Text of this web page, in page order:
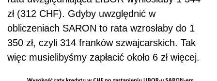
zł (312 CHF). Gdyby uwzględnić w
obliczeniach SARON to rata wzrosłaby do 1
350 zł, czyli 314 franków szwajcarskich. Tak
więc musielibyśmy zapłacić około 6 zł więcej.